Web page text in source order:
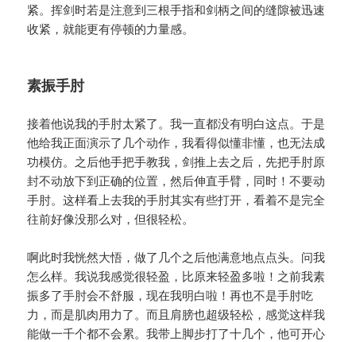
紧。挥剑时若是注意到三根手指和剑柄之间的缝隙被迅速
收紧，就能更有停顿的力量感。
素振手肘
接着他说我的手肘太紧了。我一直都没有明白这点。于是
他给我正面演示了几个动作，我看得似懂非懂，也无法成
功模仿。之后他手把手教我，剑推上去之后，先把手肘原
封不动放下到正确的位置，然后伸直手臂，同时！不要动
手肘。这样看上去我的手肘其实有些打开，看着不是完全
往前好像没那么对，但很轻松。
啊此时我恍然大悟，做了几个之后他满意地点点头。问我
怎么样。我说我感觉很轻盈，比原来轻盈多啦！之前我素
振多了手肘会不舒服，现在我明白啦！再也不是手肘吃
力，而是肌肉用力了。而且肩膀也超级轻松，感觉这样我
能做一千个都不会累。我带上脚步打了十几个，他可开心